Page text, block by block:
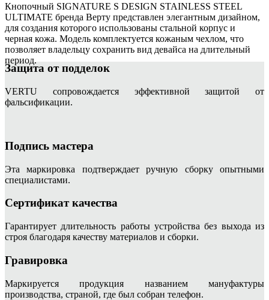
Кнопочный SIGNATURE S DESIGN STAINLESS STEEL
ULTIMATE бренда Верту представлен элегантным дизайном,
для создания которого использованы стальной корпус и
черная кожа. Модель комплектуется кожаным чехлом, что
позволяет владельцу сохранить вид девайса на длительный
период.
Защита от подделок
VERTU сопровождается эффективной защитой от
фальсификации.
Подпись мастера
Эта маркировка подтверждает ручную сборку опытными
специалистами.
Сертификат качества
Гарантирует длительность работы устройства без выхода из
строя благодаря качеству материалов и сборки.
Гравировка
Маркируется продукция названием мануфактуры
производства, страной, где был собран телефон.